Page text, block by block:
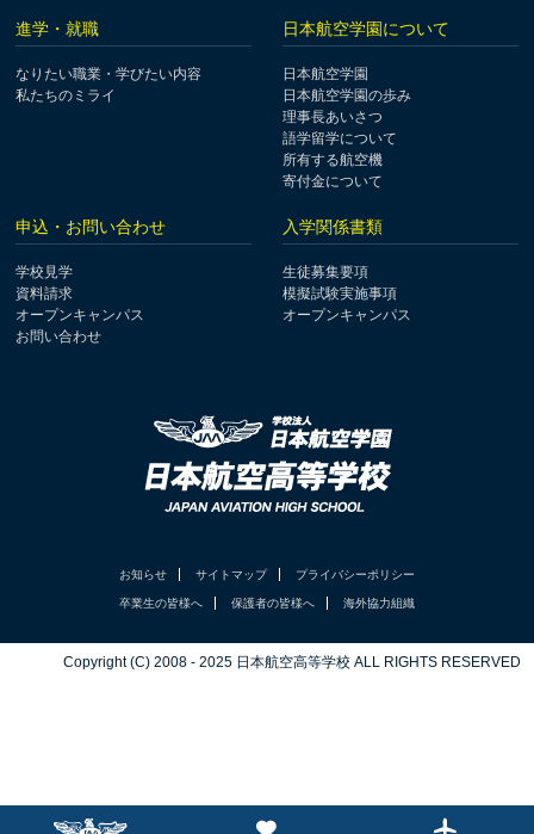
進学・就職
なりたい職業・学びたい内容
私たちのミライ
日本航空学園について
日本航空学園
日本航空学園の歩み
理事長あいさつ
語学留学について
所有する航空機
寄付金について
申込・お問い合わせ
学校見学
資料請求
オープンキャンパス
お問い合わせ
入学関係書類
生徒募集要項
模擬試験実施事項
オープンキャンパス
お知らせ サイトマップ プライバシーポリシー
卒業生の皆様へ 保護者の皆様へ 海外協力組織
Copyright (C) 2008 - 2025 日本航空高等学校 ALL RIGHTS RESERVED